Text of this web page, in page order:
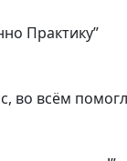
Практику”
во всём